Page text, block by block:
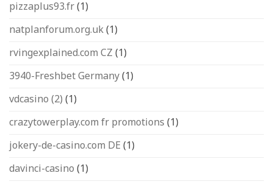
pizzaplus93.fr(1)
natplanforum.org.uk(1)
rvingexplained.com CZ (1)
3940-Freshbet Germany(1)
vdcasino (2) (1)
crazytowerplay.com fr promotions (1)
jokery-de-casino.com DE (1)
davinci-casino (1)